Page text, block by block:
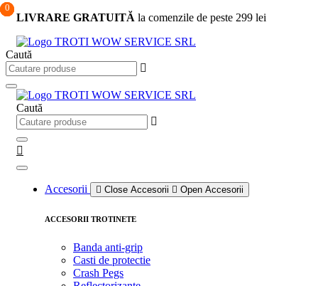
Sari
conținut
LIVRARE GRATUITĂ la comenzile de peste 299 lei
0
Caută
Caută
0
0
Accesorii Close Accesorii Open Accesorii
ACCESORII TROTINETE
Banda anti-grip
Casti de protectie
Crash Pegs